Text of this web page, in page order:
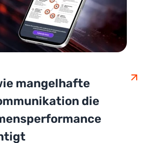
mangelhafte
die